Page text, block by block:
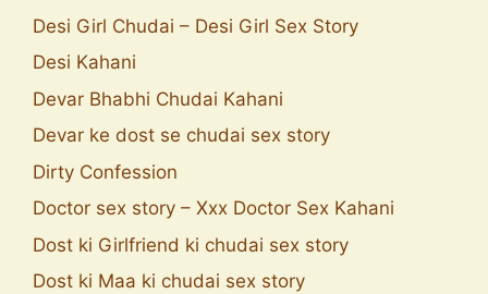
Desi Girl Chudai – Desi Girl Sex Story
Desi Kahani
Devar Bhabhi Chudai Kahani
Devar ke dost se chudai sex story
Dirty Confession
Doctor sex story – Xxx Doctor Sex Kahani
Dost ki Girlfriend ki chudai sex story
Dost ki Maa ki chudai sex story